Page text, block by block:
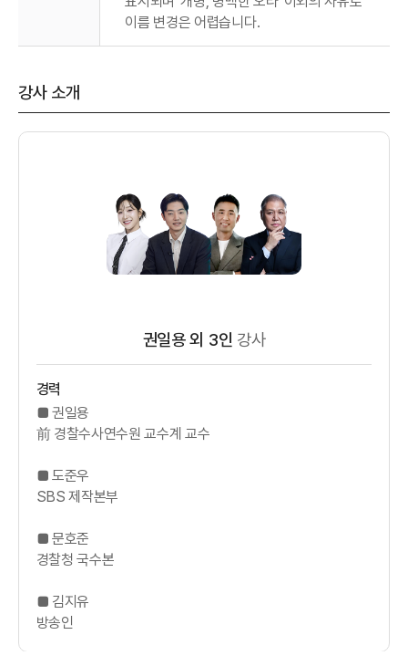
이름 변경은 어렵습니다.
강사 소개
권일용 외 3인 강사
경력
■ 권일용
前 경찰수사연수원 교수계 교수
■ 도준우
SBS 제작본부
■ 문호준
경찰청 국수본
■ 김지유
방송인